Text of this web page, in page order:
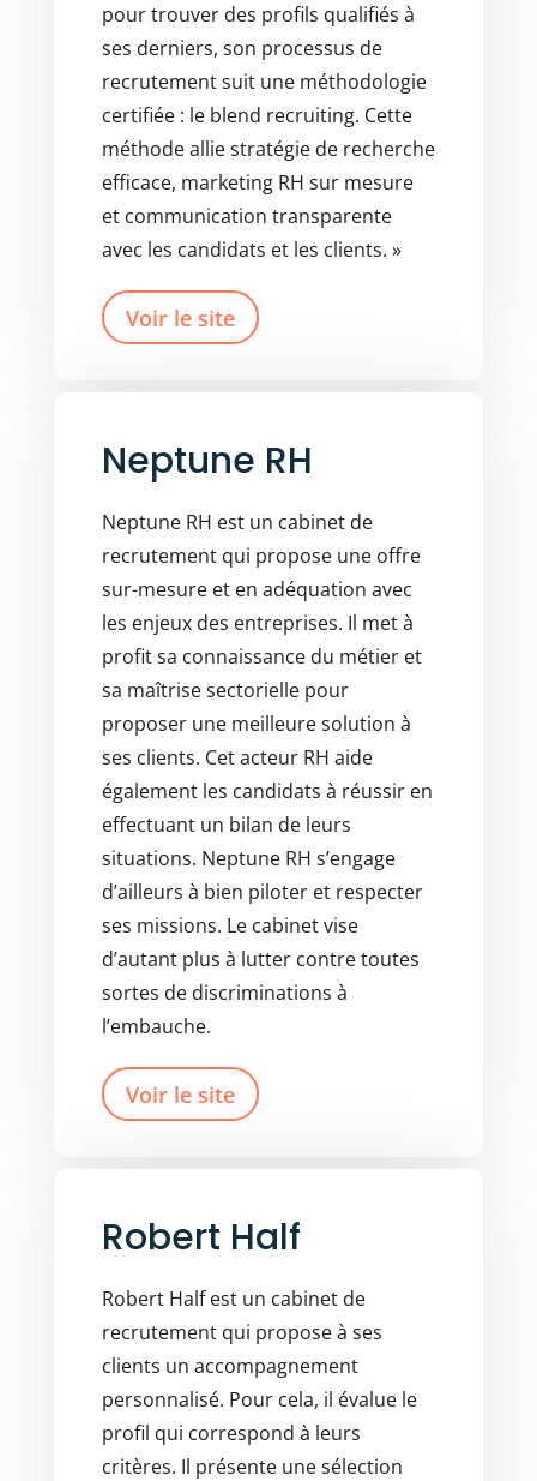
pour trouver des profils qualifiés à
ses derniers, son processus de
recrutement suit une méthodologie
certifiée : le blend recruiting. Cette
méthode allie stratégie de recherche
efficace, marketing RH sur mesure
et communication transparente
avec les candidats et les clients. »
Voir le site
Neptune RH
Neptune RH est un cabinet de
recrutement qui propose une offre
sur-mesure et en adéquation avec
les enjeux des entreprises. Il met à
profit sa connaissance du métier et
sa maîtrise sectorielle pour
proposer une meilleure solution à
ses clients. Cet acteur RH aide
également les candidats à réussir en
effectuant un bilan de leurs
situations. Neptune RH s’engage
d’ailleurs à bien piloter et respecter
ses missions. Le cabinet vise
d’autant plus à lutter contre toutes
sortes de discriminations à
l’embauche.
Voir le site
Robert Half
Robert Half est un cabinet de
recrutement qui propose à ses
clients un accompagnement
personnalisé. Pour cela, il évalue le
profil qui correspond à leurs
critères. Il présente une sélection